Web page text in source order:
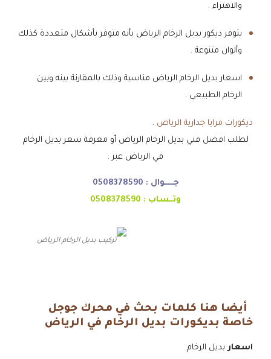
والاهتراء .
يتوفر ديكور بديل الرخام الرياض بأنه متوفر بأشكال متعددة كذلك
وألوان متنوعة .
اسعار بديل الرخام الرياض مناسبة وذلك بالمقارنة بينه وبين
الرخام الطبيعي .
ديكورات مرايا جدارية الرياض .
لطلب افضل فني بديل الرخام الرياض أو معرفة سعر بديل الرخام
في الرياض عبر :
جـــــوال : 0508378590
وتــساب : 0508378590
تركيب بديل الرخام الرياض
أيضا هنا كلمات بحث في محرك جوجل
خاصة بديكورات بديل الرخام في الرياض
اسعار بديل الرخام